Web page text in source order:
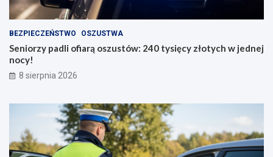
BEZPIECZEŃSTWO OSZUSTWA
Seniorzy padli ofiarą oszustów: 240 tysięcy złotych w jednej
nocy!
8 sierpnia 2026